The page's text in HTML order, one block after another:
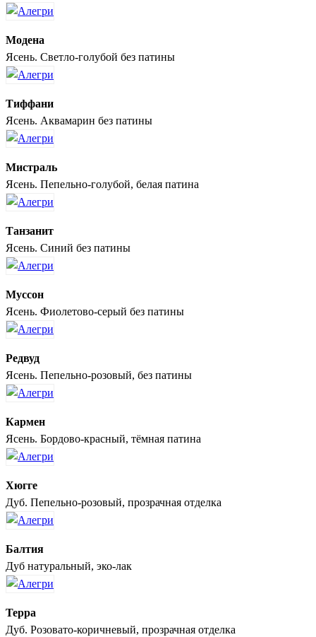
Модена
Ясень. Светло-голубой без патины
Тиффани
Ясень. Аквамарин без патины
Мистраль
Ясень. Пепельно-голубой, белая патина
Танзанит
Ясень. Синий без патины
Муссон
Ясень. Фиолетово-серый без патины
Редвуд
Ясень. Пепельно-розовый, без патины
Кармен
Ясень. Бордово-красный, тёмная патина
Хюгге
Дуб. Пепельно-розовый, прозрачная отделка
Балтия
Дуб натуральный, эко-лак
Терра
Дуб. Розовато-коричневый, прозрачная отделка